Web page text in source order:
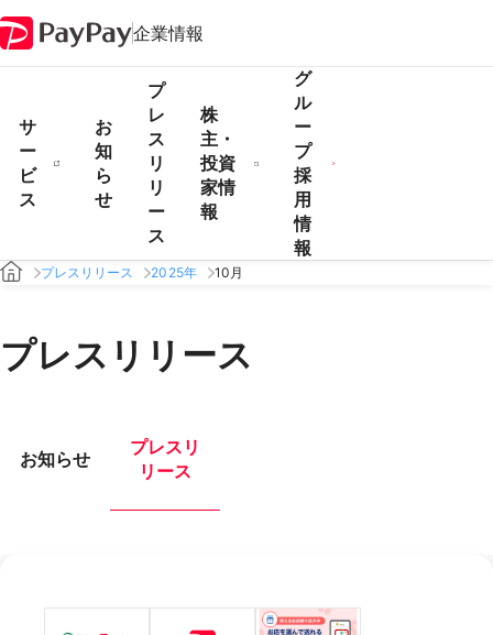
企業情報
サ
ー
ビ
ス
お
知
ら
せ
プ
レ
ス
リ
リ
ー
ス
株
主・
投資
家情
報
グ
ル
ー
プ
採
用
情
報
プレスリリース 2025年 10月
プレスリリース
お知らせ
プレスリ
リース